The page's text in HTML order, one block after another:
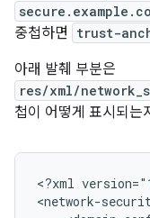
중첩하면
trust-
아래 발췌 부분은
res/xml/
첩이 어떻게 표시되는
<?xml